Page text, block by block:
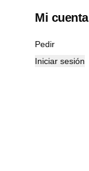
Mi cuenta
Pedir
Iniciar sesión